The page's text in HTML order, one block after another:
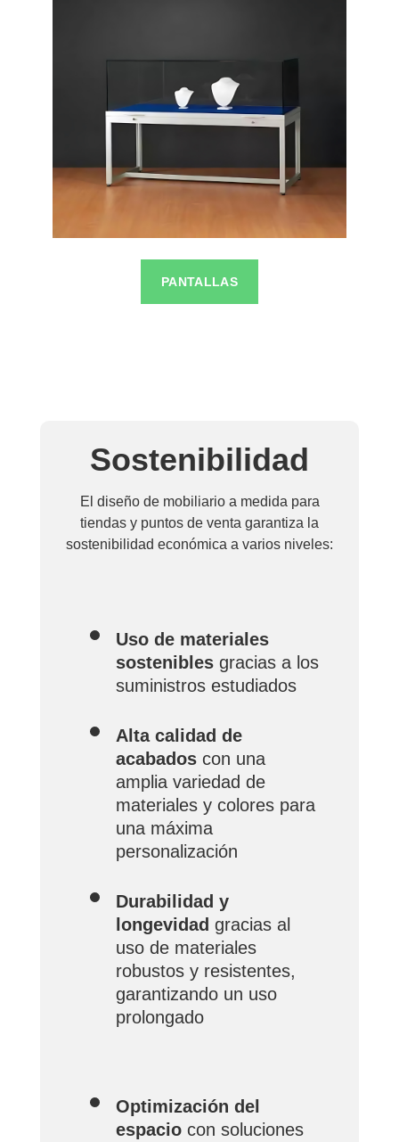
PANTALLAS
Sostenibilidad
El diseño de mobiliario a medida para
tiendas y puntos de venta garantiza la
sostenibilidad económica a varios niveles:
Uso de materiales
sostenibles gracias a los
suministros estudiados
Alta calidad de
acabados con una
amplia variedad de
materiales y colores para
una máxima
personalización
Durabilidad y
longevidad gracias al
uso de materiales
robustos y resistentes,
garantizando un uso
prolongado
Optimización del
espacio con soluciones